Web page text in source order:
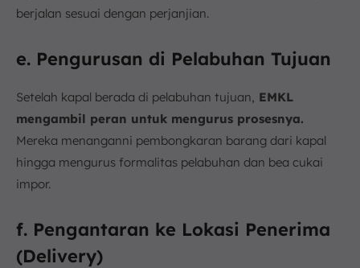
berjalan sesuai dengan perjanjian.
e. Pengurusan di Pelabuhan Tujuan
Setelah kapal berada di pelabuhan tujuan, EMKL
mengambil peran untuk mengurus prosesnya.
Mereka menanganni pembongkaran barang dari kapal
hingga mengurus formalitas pelabuhan dan bea cukai
impor.
f. Pengantaran ke Lokasi Penerima
(Delivery)